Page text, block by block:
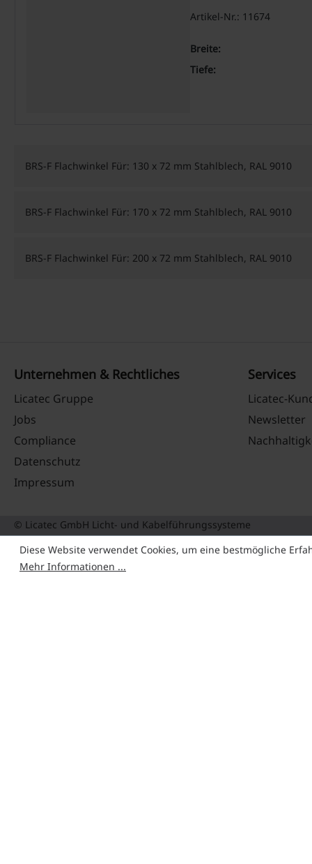
Artikel-Nr.: 11674
Breite:
Tiefe:
BRS-F Flachwinkel Für: 130 x 72 mm Stahlblech, RAL 9010
BRS-F Flachwinkel Für: 170 x 72 mm Stahlblech, RAL 9010
BRS-F Flachwinkel Für: 200 x 72 mm Stahlblech, RAL 9010
Unternehmen & Rechtliches
Licatec Gruppe
Jobs
Compliance
Datenschutz
Impressum
Services
Licatec-
Newsletter
© Licatec GmbH Licht- und Kabelführungssysteme
Diese Website verwendet Cookies, um eine bestmögliche
Mehr Informationen ...